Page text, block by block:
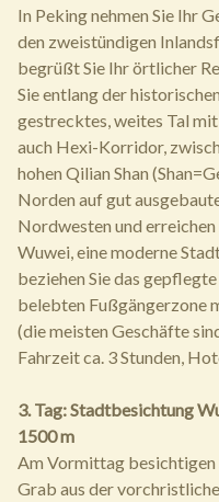
In Peking nehmen Sie Ihr
den zweistündigen
begrüßt Sie Ihr örtlicher
Sie entlang der
gestrecktes, weites Tal
auch Hexi-Korridor,
hohen Qilian Shan
Norden auf gut
Nordwesten und
Wuwei, eine moderne
beziehen Sie das
belebten Fußgängerzone
(die meisten Geschäfte
Fahrzeit ca. 3 Stunden,
3. Tag: Stadtbesichtung
1500 m
Am Vormittag besichtigen
Grab aus der